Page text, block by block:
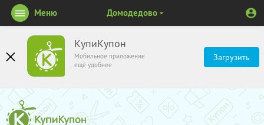
КупиКупон
Мобильное приложение
ещё удобнее
Загрузить
Меню Домодедово